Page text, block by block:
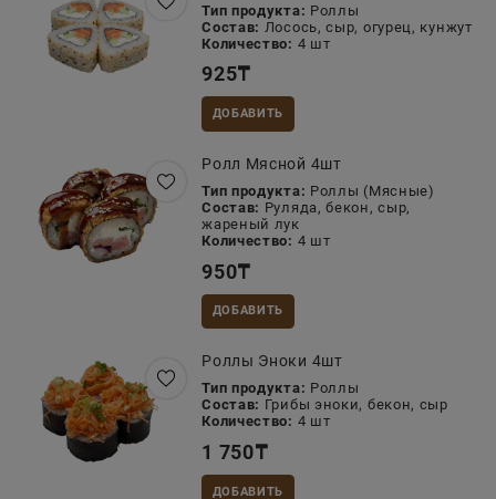
Тип продукта: Роллы
Состав: Лосось, сыр, огурец, кунжут
Количество: 4 шт
925₸
ДОБАВИТЬ
Ролл Мясной 4шт
Тип продукта: Роллы (Мясные)
Состав: Руляда, бекон, сыр,
жареный лук
Количество: 4 шт
950₸
ДОБАВИТЬ
Роллы Эноки 4шт
Тип продукта: Роллы
Состав: Грибы эноки, бекон, сыр
Количество: 4 шт
1 750₸
ДОБАВИТЬ